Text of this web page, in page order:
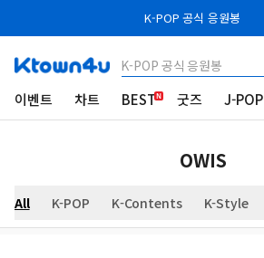
K-POP 공식 응원봉
K-POP 공식 응원봉
이벤트 차트 BEST 굿즈 J-POP
OWIS
All K-POP K-Contents K-Style